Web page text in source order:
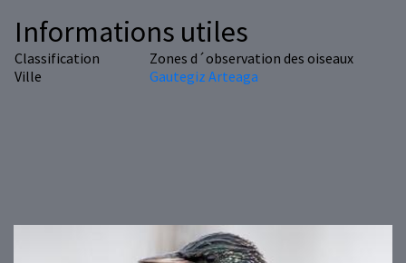
Informations utiles
Classification
Zones d´observation des oiseaux
Ville
Gautegiz Arteaga